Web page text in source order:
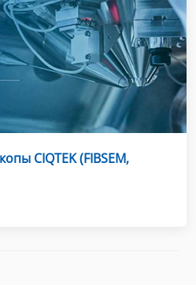
CIQTEK (FIBSEM,